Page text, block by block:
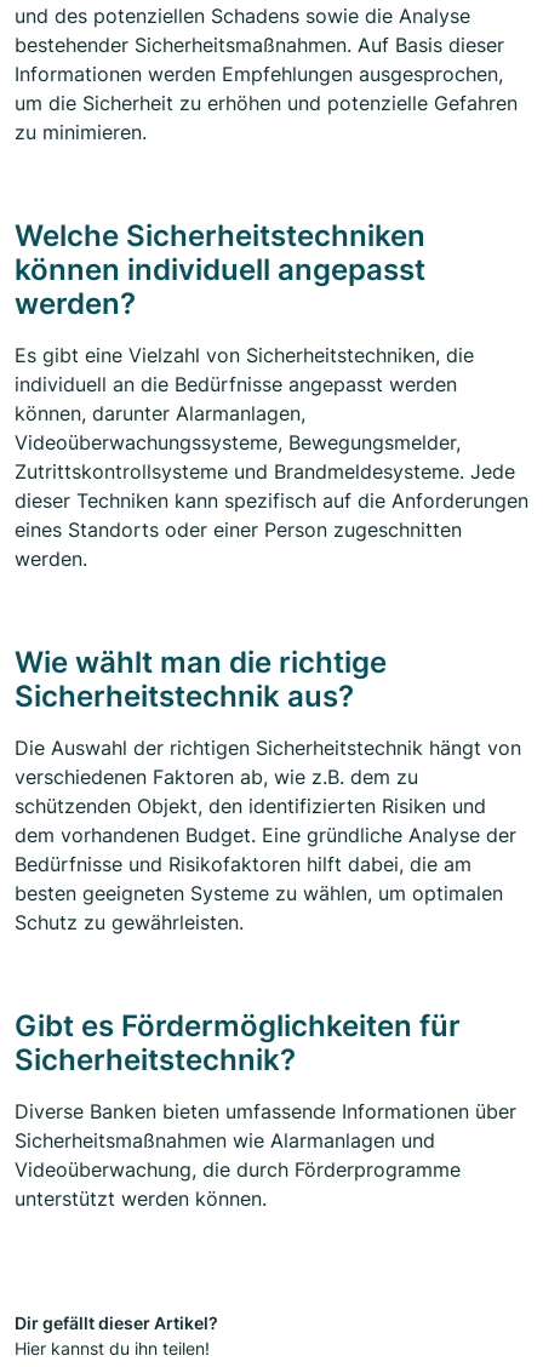
und des potenziellen Schadens sowie die Analyse
bestehender Sicherheitsmaßnahmen. Auf Basis dieser
Informationen werden Empfehlungen ausgesprochen,
um die Sicherheit zu erhöhen und potenzielle Gefahren
zu minimieren.
Welche Sicherheitstechniken
können individuell angepasst
werden?
Es gibt eine Vielzahl von Sicherheitstechniken, die
individuell an die Bedürfnisse angepasst werden
können, darunter Alarmanlagen,
Videoüberwachungssysteme, Bewegungsmelder,
Zutrittskontrollsysteme und Brandmeldesysteme. Jede
dieser Techniken kann spezifisch auf die Anforderungen
eines Standorts oder einer Person zugeschnitten
werden.
Wie wählt man die richtige
Sicherheitstechnik aus?
Die Auswahl der richtigen Sicherheitstechnik hängt von
verschiedenen Faktoren ab, wie z.B. dem zu
schützenden Objekt, den identifizierten Risiken und
dem vorhandenen Budget. Eine gründliche Analyse der
Bedürfnisse und Risikofaktoren hilft dabei, die am
besten geeigneten Systeme zu wählen, um optimalen
Schutz zu gewährleisten.
Gibt es Fördermöglichkeiten für
Sicherheitstechnik?
Diverse Banken bieten umfassende Informationen über
Sicherheitsmaßnahmen wie Alarmanlagen und
Videoüberwachung, die durch Förderprogramme
unterstützt werden können.
Dir gefällt dieser Artikel?
Hier kannst du ihn teilen!